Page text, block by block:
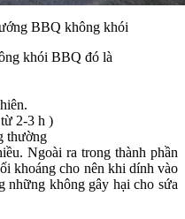
BBQ không khói
khói BBQ đó là
2-3 h )
thường
Ngoài ra trong thành phần
khoáng cho nên khi dính vào
những không gây hại cho sứa